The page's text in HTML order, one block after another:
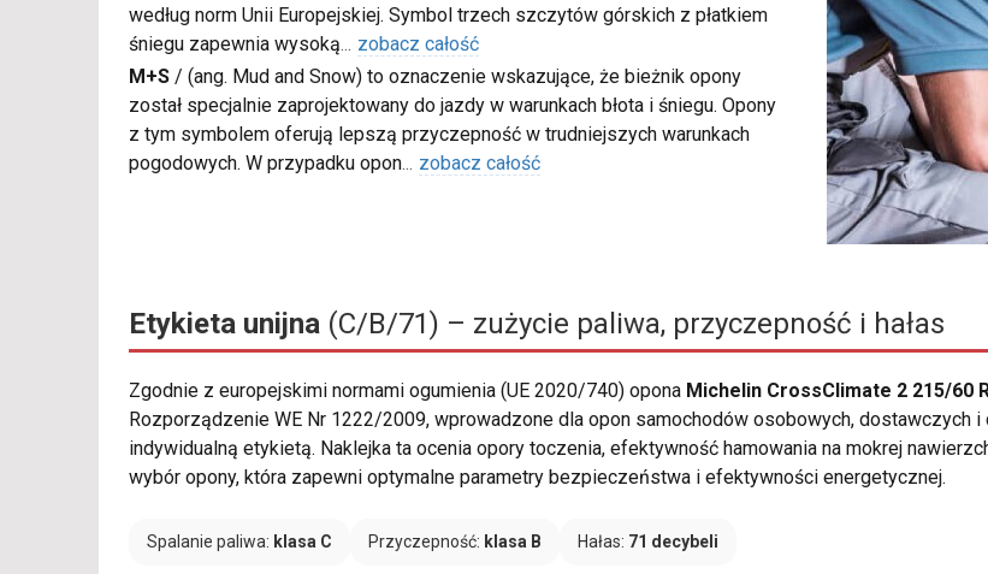
według norm Unii Europejskiej. Symbol trzech szczytów górskich z płatkiem
śniegu zapewnia wysoką... zobacz całość
M+S / (ang. Mud and Snow) to oznaczenie wskazujące, że bieżnik opony
został specjalnie zaprojektowany do jazdy w warunkach błota i śniegu. Opony
z tym symbolem oferują lepszą przyczepność w trudniejszych warunkach
pogodowych. W przypadku opon... zobacz całość
Etykieta unijna (C/B/71) – zużycie paliwa, przyczepność i hałas
Zgodnie z europejskimi normami ogumienia (UE 2020/740) opona Michelin CrossClimate 2 215/60
Rozporządzenie WE Nr 1222/2009, wprowadzone dla opon samochodów osobowych, dostawczych
indywidualną etykietą. Naklejka ta ocenia opory toczenia, efektywność hamowania na mokrej
wybór opony, która zapewni optymalne parametry bezpieczeństwa i efektywności energetycznej.
Spalanie paliwa: klasa C Przyczepność: klasa B Hałas: 71 decybeli